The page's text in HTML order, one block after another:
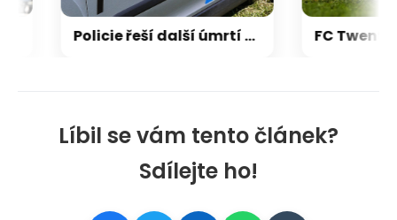
Líbil se vám tento článek?
Sdílejte ho!
Policie řeší další úmrtí ve vodě. U břehu mosteckého jezera našli mrtvého muže